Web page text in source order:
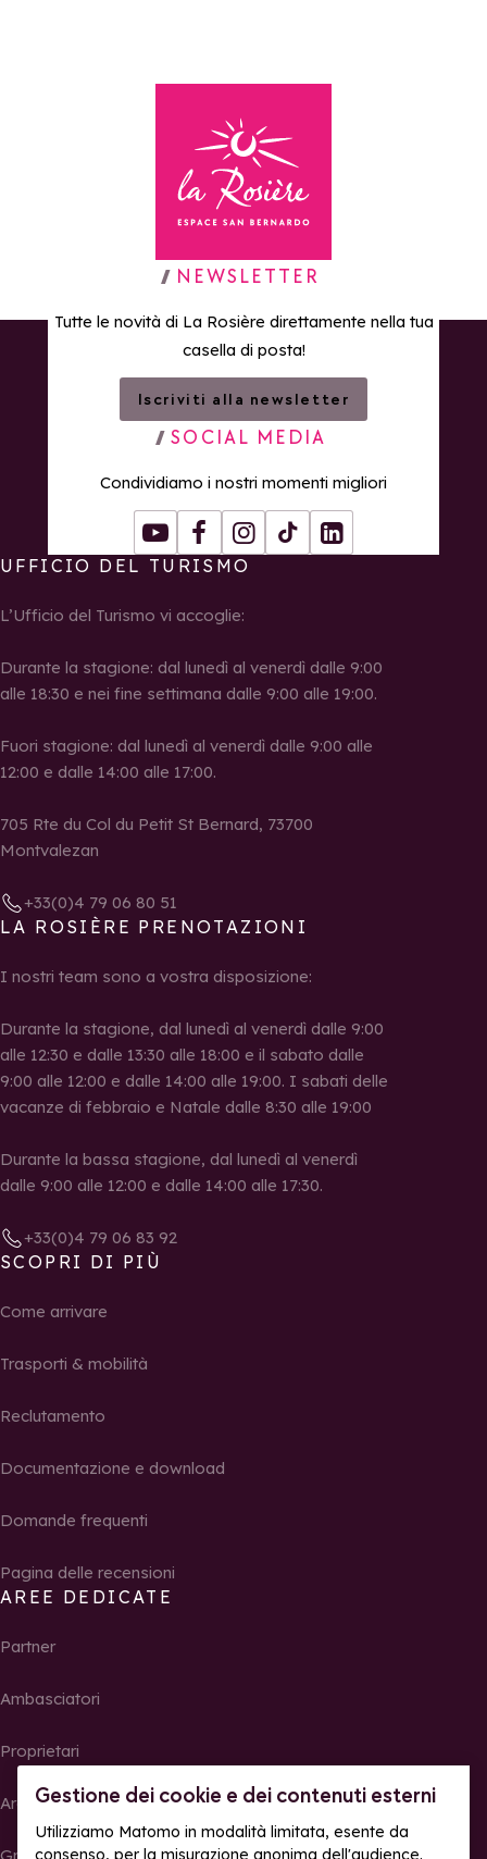
Gestione dei cookie e dei contenuti esterni
Utilizziamo Matomo in modalità limitata, esente da
consenso, per la misurazione anonima dell'audience.
Torna alla home page
NEWSLETTER
Tutte le novità di La Rosière direttamente nella tua
casella di posta!
Iscriviti alla newsletter
SOCIAL MEDIA
Condividiamo i nostri momenti migliori
YoutubeFacebookInstagram
Tiktok LinkedIn
UFFICIO DEL TURISMO
L’Ufficio del Turismo vi accoglie:
Durante la stagione: dal lunedì al venerdì dalle 9:00
alle 18:30 e nei fine settimana dalle 9:00 alle 19:00.
Fuori stagione: dal lunedì al venerdì dalle 9:00 alle
12:00 e dalle 14:00 alle 17:00.
705 Rte du Col du Petit St Bernard, 73700
Montvalezan
+33(0)4 79 06 80 51
LA ROSIÈRE PRENOTAZIONI
I nostri team sono a vostra disposizione:
Durante la stagione, dal lunedì al venerdì dalle 9:00
alle 12:30 e dalle 13:30 alle 18:00 e il sabato dalle
9:00 alle 12:00 e dalle 14:00 alle 19:00. I sabati delle
vacanze di febbraio e Natale dalle 8:30 alle 19:00
Durante la bassa stagione, dal lunedì al venerdì
dalle 9:00 alle 12:00 e dalle 14:00 alle 17:30.
+33(0)4 79 06 83 92
SCOPRI DI PIÙ
Come arrivare
Trasporti & mobilità
Reclutamento
Documentazione e download
Domande frequenti
Pagina delle recensioni
AREE DEDICATE
Partner
Ambasciatori
Proprietari
Area Stampa